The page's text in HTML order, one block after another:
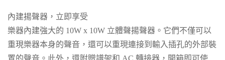
內建揚聲器，立即享受
樂器內建強大的 10W x 10W 立體聲揚聲器。它們不僅可以
重現樂器本身的聲音，還可以重現連接到輸入插孔的外部裝